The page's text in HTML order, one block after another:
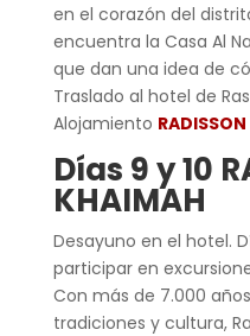
en el corazón del
encuentra la Casa Al
que dan una idea de
Traslado al hotel de
Alojamiento
Días 9 y 10
KHAIMAH
Desayuno en el hotel.
participar en
Con más de 7.000
tradiciones y cultura,